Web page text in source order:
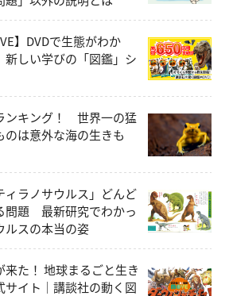
】DVDで生態がわか
新しい学びの「図鑑」シ
ンキング！ 世界一の猛
のは意外な海の生きも
ィラノサウルス」どんど
問題 最新研究でわかっ
ルスの本当の姿
来た！ 地球まるごと生き
サイト｜講談社の動く図